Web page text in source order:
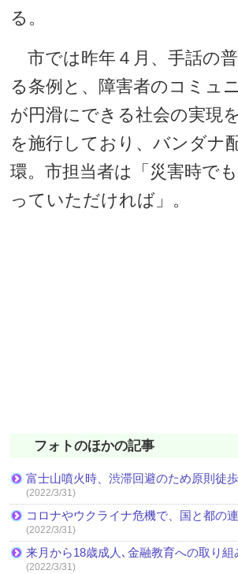
る。
市では昨年４月、手話の
る条例と、障害者のコミュ
が円滑にできる社会の実現
を施行しており、バンダナ
環。市担当者は「災害時で
っていただければ」。
フォトのほかの記事
富士山噴火時、渋滞回避のため原則徒
(2022/3/31)
コロナやウクライナ危機で、国と都の
(2022/3/31)
来月から18歳成人､金融教育への取り組
(2022/3/31)